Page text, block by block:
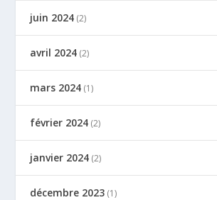
juin 2024 (2)
avril 2024 (2)
mars 2024 (1)
février 2024 (2)
janvier 2024 (2)
décembre 2023 (1)